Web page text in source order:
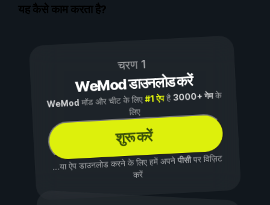
यह कैसे काम करता है?
चरण 1
WeMod डाउनलोड करें
WeMod मॉड और चीट के लिए#1 ऐपहै3000+ गेमके
लिए
शुरू करें
...या ऐप डाउनलोड करने के लिए हमें अपनेपीसीपर विज़िट
करें